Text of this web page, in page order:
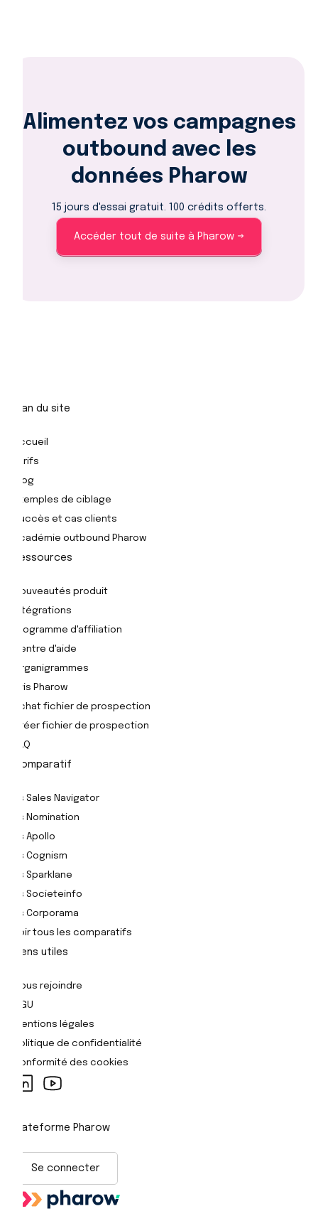
Alimentez vos campagnes
outbound avec les
données Pharow
15 jours d'essai gratuit. 100 crédits offerts.
Accéder tout de suite à Pharow →
Plan du site
Accueil
Tarifs
Blog
Exemples de ciblage
Succès et cas clients
Académie outbound Pharow
Ressources
Nouveautés produit
Intégrations
Programme d'affiliation
Centre d'aide
Organigrammes
Avis Pharow
Achat fichier de prospection
Créer fichier de prospection
FAQ
Comparatif
Vs Sales Navigator
Vs Nomination
Vs Apollo
Vs Cognism
Vs Sparklane
Vs Societeinfo
Vs Corporama
Voir tous les comparatifs
Liens utiles
Nous rejoindre
CGU
Mentions légales
Politique de confidentialité
Conformité des cookies
Plateforme Pharow
Se connecter